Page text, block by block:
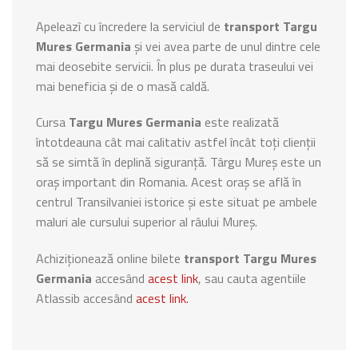
Apeleazî cu încredere la serviciul de transport Targu
Mures Germania și vei avea parte de unul dintre cele
mai deosebite servicii. În plus pe durata traseului vei
mai beneficia și de o masă caldă.
Cursa Targu Mures Germania este realizată
întotdeauna cât mai calitativ astfel încât toți clienții
să se simtă în deplină siguranță. Târgu Mureș este un
oraș important din Romania. Acest oraș se află în
centrul Transilvaniei istorice și este situat pe ambele
maluri ale cursului superior al râului Mureș.
Achiziționează online bilete transport Targu Mures
Germania accesând acest link, sau cauta agentiile
Atlassib accesând acest link.